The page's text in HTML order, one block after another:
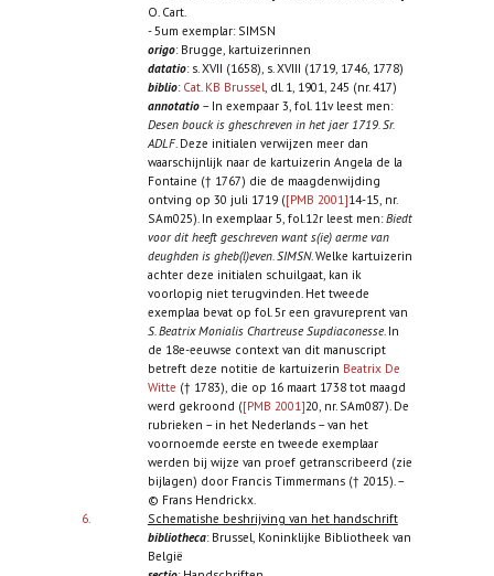
O. Cart.
- 5um exemplar: SIMSN
origo: Brugge, kartuizerinnen
datatio: s. XVII (1658), s. XVIII (1719, 1746, 1778)
biblio: Cat. KB Brussel, dl. 1, 1901, 245 (nr. 417)
annotatio– In exempaar 3, fol. 11v leest men:
Desen bouck is gheschreven in het jaer 1719. Sr.
ADLF. Deze initialen verwijzen meer dan
waarschijnlijk naar de kartuizerin Angela de la
Fontaine († 1767) die de maagdenwijding
ontving op 30 juli 1719 ([PMB 2001]14-15, nr.
SAm025). In exemplaar 5, fol.12r leest men:Biedt
voor dit heeft geschreven want s(ie) aerme van
deughden is gheb(l)even. SIMSN. Welke kartuizerin
achter deze initialen schuilgaat, kan ik
voorlopig niet terugvinden. Het tweede
exemplaa bevat op fol. 5r een gravureprent van
S. Beatrix Monialis Chartreuse Supdiaconesse. In
de 18e-eeuwse context van dit manuscript
betreft deze notitie de kartuizerin Beatrix De
Witte († 1783), die op 16 maart 1738 tot maagd
werd gekroond ([PMB 2001]20, nr. SAm087). De
rubrieken – in het Nederlands – van het
voornoemde eerste en tweede exemplaar
werden bij wijze van proef getranscribeerd (zie
bijlagen) door Francis Timmermans († 2015). –
© Frans Hendrickx.
6.
Schematishe beshrijving van het handschrift
bibliotheca: Brussel, Koninklijke Bibliotheek van
België